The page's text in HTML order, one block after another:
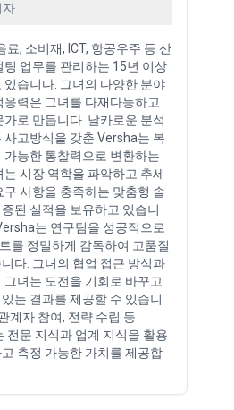
자
, 소비재, ICT, 항공우주 등 산
팅 업무를 관리하는 15년 이상
있습니다. 그녀의 다양한 분야
력은 그녀를 다재다능하고
로 만듭니다. 날카로운 분석
사고방식을 갖춘 Versha는 복
가능한 통찰력으로 변환하는
시장 역학을 파악하고 추세
구 사항을 충족하는 맞춤형 솔
된 실적을 보유하고 있습니
는 연구팀을 성공적으로
를 정밀하게 감독하여 고품질
다. 그녀의 협업 접근 방식과
그녀는 도전을 기회로 바꾸고
는 결과를 제공할 수 있습니
계자 참여, 전략 수립 등
전문 지식과 업계 지식을 활용
측정 가능한 가치를 제공합